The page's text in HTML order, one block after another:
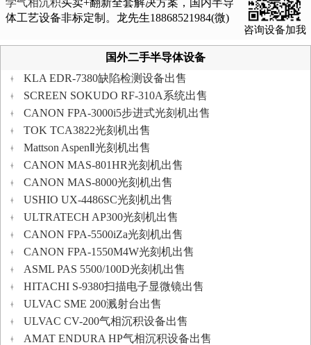
学气相沉积买卖+翻新全套解决方案，国内半导
体工艺设备非标定制。龙先生18868521984(微)
咨询设备加我
国外二手半导体设备
KLA EDR-7380缺陷检测设备出售
SCREEN SOKUDO RF-310A系统出售
CANON FPA-3000i5步进式光刻机出售
TOK TCA3822光刻机出售
Mattson AspenⅡ光刻机出售
CANON MAS-801HR光刻机出售
CANON MAS-8000光刻机出售
USHIO UX-4486SC光刻机出售
ULTRATECH AP300光刻机出售
CANON FPA-5500iZa光刻机出售
CANON FPA-1550M4W光刻机出售
ASML PAS 5500/100D光刻机出售
HITACHI S-9380扫描电子显微镜出售
ULVAC SME 200溅射台出售
ULVAC CV-200气相沉积设备出售
AMAT ENDURA HP气相沉积设备出售